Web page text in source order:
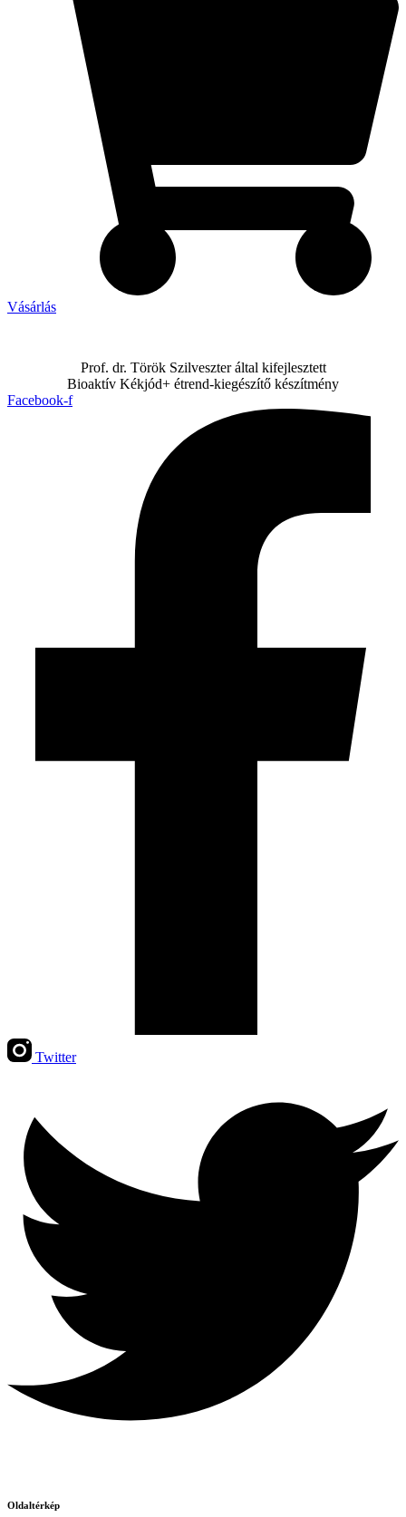
Vásárlás
Prof. dr. Török Szilveszter által kifejlesztett
Bioaktív Kékjód+ étrend-kiegészítő készítmény
Facebook-f
Twitter
Oldaltérkép